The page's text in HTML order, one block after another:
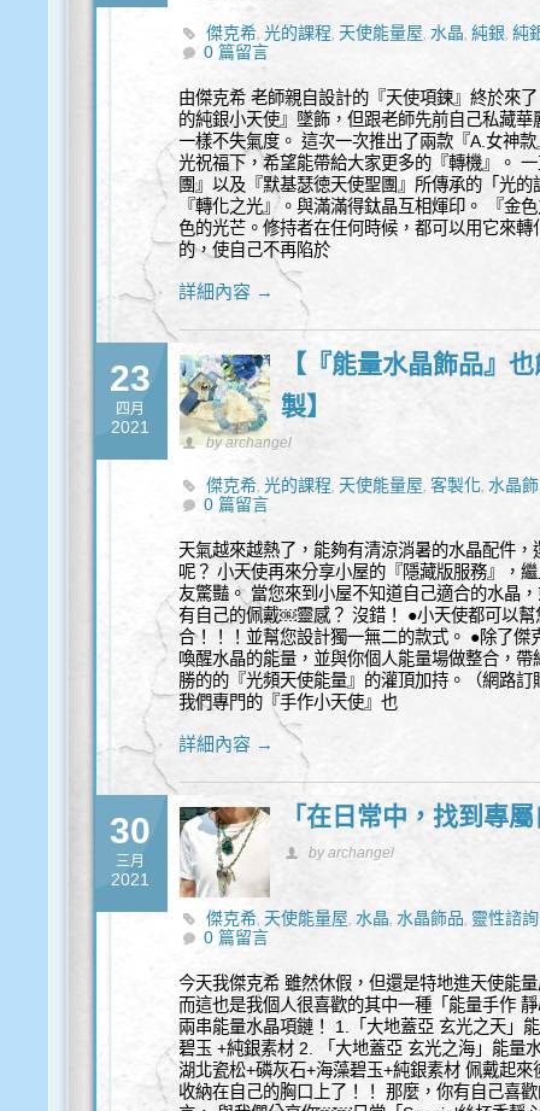
傑克希,光的課程, 天使能量屋,水晶,純銀,純
0 篇留言
由傑克希 老師親自設計的『天使項鍊』終於來
的純銀小天使』墜飾，但跟老師先前自己私藏
一樣不失氣度。 這次一次推出了兩款『A.女神
光祝福下，希望能帶給大家更多的『轉機』。
團』以及『默基瑟徳天使聖團』所傳承的「光
『轉化之光』。與滿滿得鈦晶互相煇印。 『金
色的光芒。修持者在任何時候，都可以用它來
的，使自己不再陷於
詳細內容 →
23
四月
2021
【『能量水晶飾品』
製】
by archangel
傑克希,光的課程, 天使能量屋,客製化,水晶
0 篇留言
天氣越來越熱了，能夠有清涼消暑的水晶配件
呢？ 小天使再來分享小屋的『隱藏版服務』，
友驚豔。 當您來到小屋不知道自己適合的水晶
有自己的佩戴￼靈感？ 沒錯！ ●小天使都可以
合！！！並幫您設計獨一無二的款式。 ●除了
喚醒水晶的能量，並與你個人能量場做整合，
勝的的『光頻天使能量』的灌頂加持。（網路
我們專門的『手作小天使』也
詳細內容 →
30
三月
2021
「在日常中，找到專
by archangel
傑克希, 天使能量屋,水晶,水晶飾品, 靈性諮詢
0 篇留言
今天我傑克希 雖然休假，但還是特地進天使能
而這也是我個人很喜歡的其中一種「能量手作
兩串能量水晶項鏈！ 1.「大地蓋亞 玄光之天」
碧玉 +純銀素材 2. 「大地蓋亞 玄光之海」能量
湖北瓷松+磷灰石+海藻碧玉+純銀素材 佩戴起
收納在自己的胸口上了！！ 那麼，你有自己喜